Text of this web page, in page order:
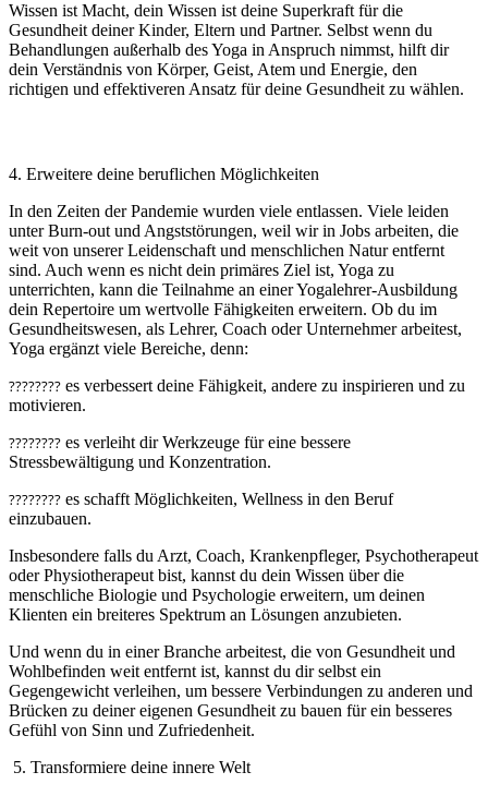
Wissen ist Macht, dein Wissen ist deine Superkraft für die
Gesundheit deiner Kinder, Eltern und Partner. Selbst wenn du
Behandlungen außerhalb des Yoga in Anspruch nimmst, hilft dir
dein Verständnis von Körper, Geist, Atem und Energie, den
richtigen und effektiveren Ansatz für deine Gesundheit zu wählen.
4. Erweitere deine beruflichen Möglichkeiten
In den Zeiten der Pandemie wurden viele entlassen. Viele leiden
unter Burn-out und Angststörungen, weil wir in Jobs arbeiten, die
weit von unserer Leidenschaft und menschlichen Natur entfernt
sind. Auch wenn es nicht dein primäres Ziel ist, Yoga zu
unterrichten, kann die Teilnahme an einer Yogalehrer-Ausbildung
dein Repertoire um wertvolle Fähigkeiten erweitern. Ob du im
Gesundheitswesen, als Lehrer, Coach oder Unternehmer arbeitest,
Yoga ergänzt viele Bereiche, denn:
???????? es verbessert deine Fähigkeit, andere zu inspirieren und zu
motivieren.
???????? es verleiht dir Werkzeuge für eine bessere
Stressbewältigung und Konzentration.
???????? es schafft Möglichkeiten, Wellness in den Beruf
einzubauen.
Insbesondere falls du Arzt, Coach, Krankenpfleger, Psychotherapeut
oder Physiotherapeut bist, kannst du dein Wissen über die
menschliche Biologie und Psychologie erweitern, um deinen
Klienten ein breiteres Spektrum an Lösungen anzubieten.
Und wenn du in einer Branche arbeitest, die von Gesundheit und
Wohlbefinden weit entfernt ist, kannst du dir selbst ein
Gegengewicht verleihen, um bessere Verbindungen zu anderen und
Brücken zu deiner eigenen Gesundheit zu bauen für ein besseres
Gefühl von Sinn und Zufriedenheit.
5. Transformiere deine innere Welt